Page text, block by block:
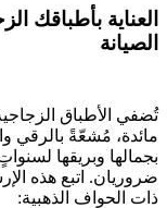
العناية بأطباقك
الصيانة
تُضفي الأطباق
مائدة، مُشعّةً بالرقي
بجمالها وبريقها
ضروريان. اتبع هذه
ذات الحواف الذهبية: